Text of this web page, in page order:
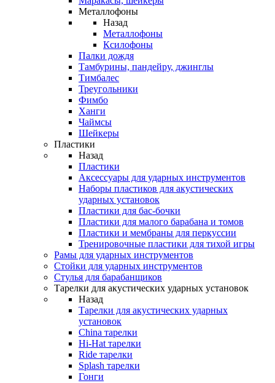
Металлофоны
Назад
Металлофоны
Ксилофоны
Палки дождя
Тамбурины, пандейру, джинглы
Тимбалес
Треугольники
Фимбо
Ханги
Чаймсы
Шейкеры
Пластики
Назад
Пластики
Аксессуары для ударных инструментов
Наборы пластиков для акустических
ударных установок
Пластики для бас-бочки
Пластики для малого барабана и томов
Пластики и мембраны для перкуссии
Тренировочные пластики для тихой игры
Рамы для ударных инструментов
Стойки для ударных инструментов
Стулья для барабанщиков
Тарелки для акустических ударных установок
Назад
Тарелки для акустических ударных
установок
China тарелки
Hi-Hat тарелки
Ride тарелки
Splash тарелки
Гонги